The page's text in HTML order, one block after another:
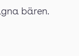
bären.